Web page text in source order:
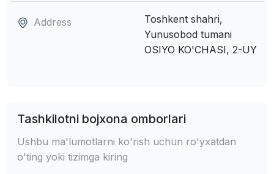
Address
Toshkent shahri,
Yunusobod tumani
OSIYO KO'CHASI, 2-UY
Tashkilotni bojxona omborlari
Ushbu ma'lumotlarni ko'rish uchun ro'yxatdan
o'ting yoki tizimga kiring